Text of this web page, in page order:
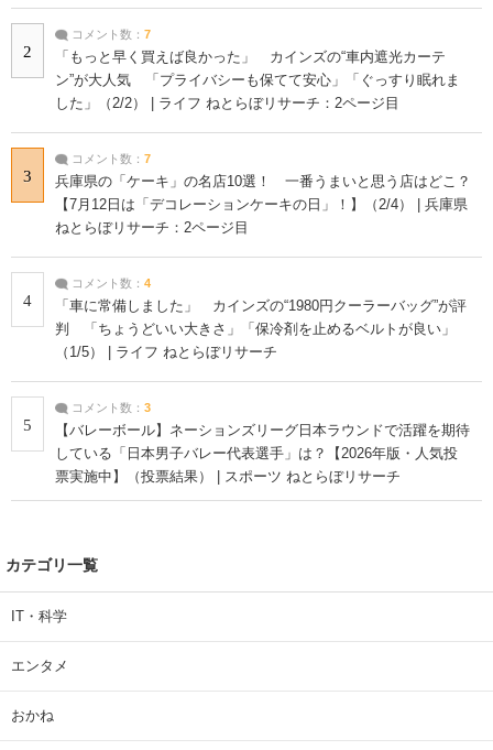
2
コメント数： 7
「もっと早く買えば良かった」 カインズの“車内遮光カーテ
ン”が大人気 「プライバシーも保てて安心」「ぐっすり眠れま
した」（2/2） | ライフ ねとらぼリサーチ：2ページ目
3
コメント数： 7
兵庫県の「ケーキ」の名店10選！ 一番うまいと思う店はどこ？
【7月12日は「デコレーションケーキの日」！】（2/4） | 兵庫県
ねとらぼリサーチ：2ページ目
4
コメント数： 4
「車に常備しました」 カインズの“1980円クーラーバッグ”が評
判 「ちょうどいい大きさ」「保冷剤を止めるベルトが良い」
（1/5） | ライフ ねとらぼリサーチ
5
コメント数： 3
【バレーボール】ネーションズリーグ日本ラウンドで活躍を期待
している「日本男子バレー代表選手」は？【2026年版・人気投
票実施中】（投票結果） | スポーツ ねとらぼリサーチ
カテゴリ一覧
IT・科学
エンタメ
おかね